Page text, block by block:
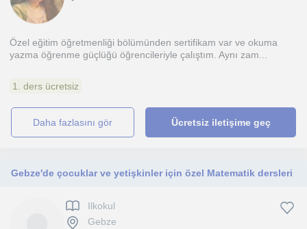
Özel eğitim öğretmenliği bölümünden sertifikam var ve okuma
yazma öğrenme güçlüğü öğrencileriyle çalıştım. Aynı zam...
1. ders ücretsiz
daha fazlasını gör Ücretsiz iletişime geç
Gebze'de çocuklar ve yetişkinler için özel Matematik dersleri
Ilkokul
Gebze